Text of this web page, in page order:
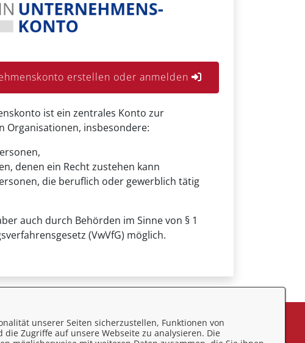
erstellen oder anmelden
ist ein zentrales Konto zur
Organisationen, insbesondere:
denen ein Recht zustehen kann
die beruflich oder gewerblich tätig
auch durch Behörden im Sinne von § 1
(VwVfG) möglich.
Feedback
unserer Seiten sicherzustellen, Funktionen von
Zugriffe auf unsere Webseite zu analysieren. Die